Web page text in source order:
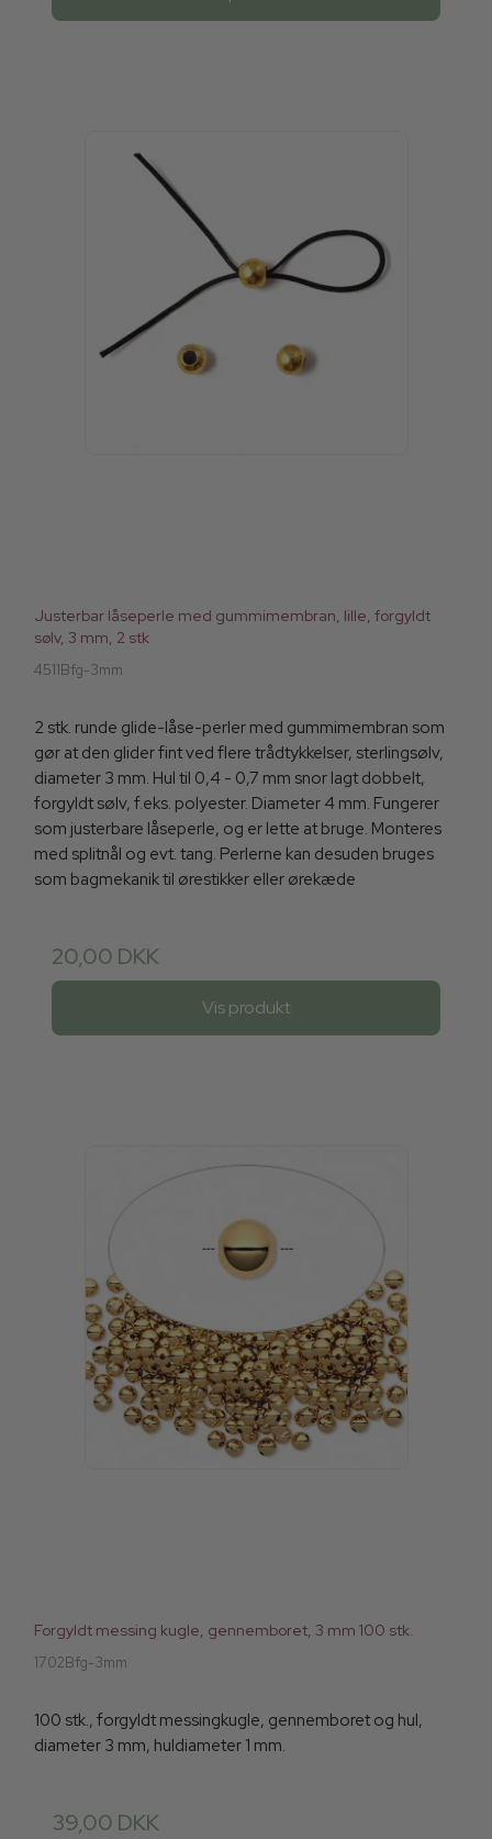
Justerbar låseperle med gummimembran, lille, forgyldt
sølv, 3 mm, 2 stk
4511Bfg-3mm
2 stk. runde glide-låse-perler med gummimembran som
gør at den glider fint ved flere trådtykkelser, sterlingsølv,
diameter 3 mm. Hul til 0,4 - 0,7 mm snor lagt dobbelt,
forgyldt sølv, f.eks. polyester. Diameter 4 mm. Fungerer
som justerbare låseperle, og er lette at bruge. Monteres
med splitnål og evt. tang. Perlerne kan desuden bruges
som bagmekanik til ørestikker eller ørekæde
20,00 DKK
Vis produkt
Forgyldt messing kugle, gennemboret, 3 mm 100 stk.
1702Bfg-3mm
100 stk., forgyldt messingkugle, gennemboret og hul,
diameter 3 mm, huldiameter 1 mm.
39,00 DKK